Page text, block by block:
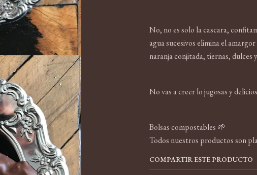
No, no es solo la cascara,
agua sucesivos elimina el
naranja conjitada, tiernas, dulces
No vas a creer lo jugosas y
Bolsas compostables 🌱
Todos nuestros productos son
COMPARTIR ESTE PRODUCTO